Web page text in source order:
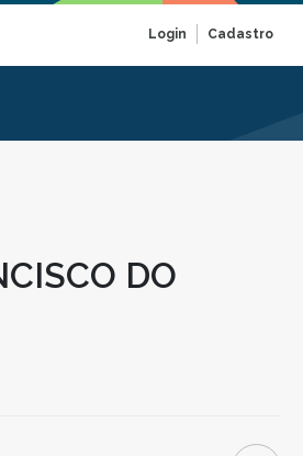
Login Cadastro
DO